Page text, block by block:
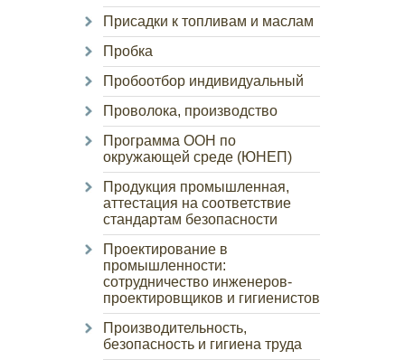
Присадки к топливам и маслам
Пробка
Пробоотбор индивидуальный
Проволока, производство
Программа ООН по
окружающей среде (ЮНЕП)
Продукция промышленная,
аттестация на соответствие
стандартам безопасности
Проектирование в
промышленности:
сотрудничество инженеров-
проектировщиков и гигиенистов
Производительность,
безопасность и гигиена труда